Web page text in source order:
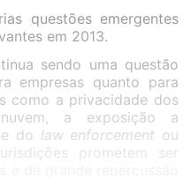
questões emergentes
em 2013.
sendo uma questão
empresas quanto para
como a privacidade dos
a exposição a
do law enforcement ou
prometem ser